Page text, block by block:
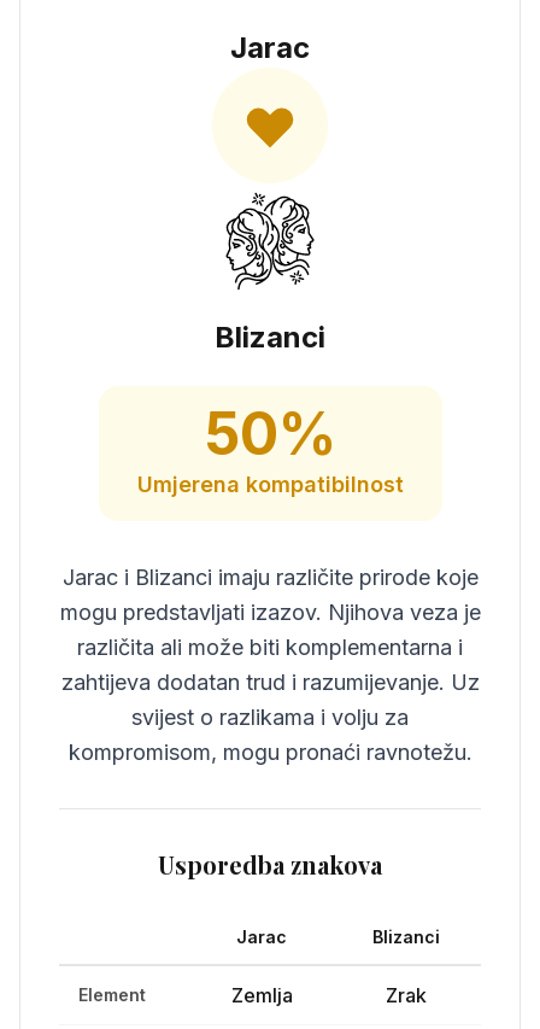
Jarac
Blizanci
50%
Umjerena kompatibilnost
Jarac i Blizanci imaju različite prirode koje
mogu predstavljati izazov. Njihova veza je
različita ali može biti komplementarna i
zahtijeva dodatan trud i razumijevanje. Uz
svijest o razlikama i volju za
kompromisom, mogu pronaći ravnotežu.
Usporedba znakova
Jarac Blizanci
Element Zemlja Zrak